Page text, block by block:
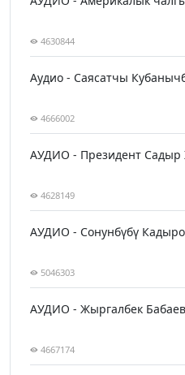
4630844
Аудио - Саясатчы
4666002
АУДИО - Президент Садыр
4628149
АУДИО - Сонунбүбү
5046303
АУДИО - Жыргалбек
4667174